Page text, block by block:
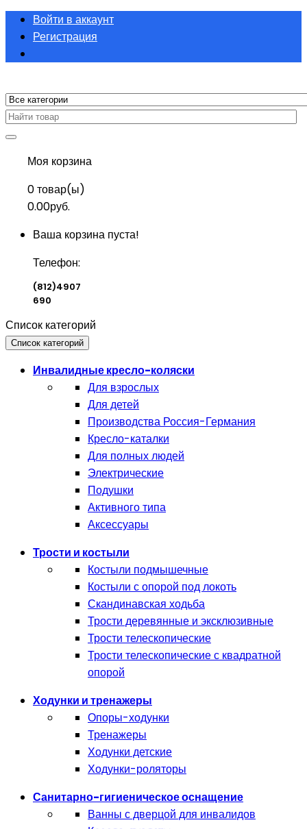
Войти в аккаунт
Регистрация
Моя корзина
0товар(ы)
0.00руб.
Ваша корзина пуста!
Телефон:
(812)4907
690
Список категорий
Список категорий
Инвалидные кресло-коляски
Для взрослых
Для детей
Производства Россия-Германия
Кресло-каталки
Для полных людей
Электрические
Подушки
Активного типа
Аксессуары
Трости и костыли
Костыли подмышечные
Костыли с опорой под локоть
Скандинавская ходьба
Трости деревянные и эксклюзивные
Трости телескопические
Трости телескопические с квадратной
опорой
Ходунки и тренажеры
Опоры-ходунки
Тренажеры
Ходунки детские
Ходунки-роляторы
Санитарно-гигиеническое оснащение
Ванны с дверцой для инвалидов